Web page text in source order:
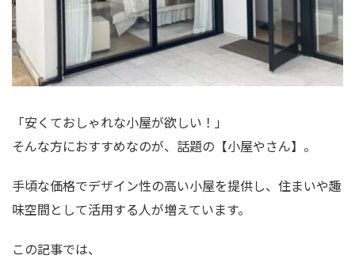
「安くておしゃれな小屋が欲しい！」
そんな方におすすめなのが、話題の【小屋やさん】。
手頃な価格でデザイン性の高い小屋を提供し、住まいや趣
味空間として活用する人が増えています。
この記事では、